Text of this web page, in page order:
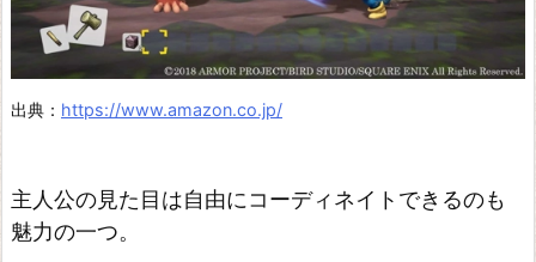
出典： https://www.amazon.co.jp/
主人公の見た目は自由にコーディネイトできるのも
魅力の一つ。